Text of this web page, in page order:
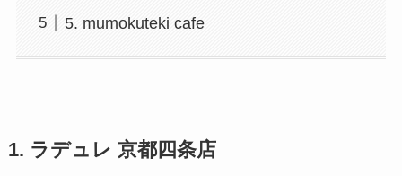
5. mumokuteki cafe
1. ラデュレ 京都四条店